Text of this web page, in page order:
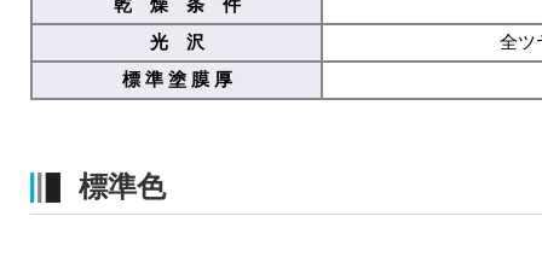
乾 燥 条 件
光 沢
全ツ
標 準 塗 膜 厚
標準色